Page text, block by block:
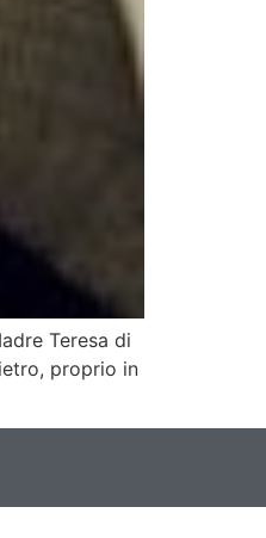
Teresa di
proprio in